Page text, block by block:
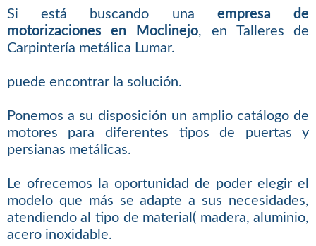
Si está buscando una empresa de
motorizaciones en Moclinejo, en Talleres de
Carpintería metálica Lumar.
puede encontrar la solución.
Ponemos a su disposición un amplio catálogo de
motores para diferentes tipos de puertas y
persianas metálicas.
Le ofrecemos la oportunidad de poder elegir el
modelo que más se adapte a sus necesidades,
atendiendo al tipo de material( madera, aluminio,
acero inoxidable.